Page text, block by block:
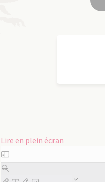
Lire en plein écran
Aller
au
contenu